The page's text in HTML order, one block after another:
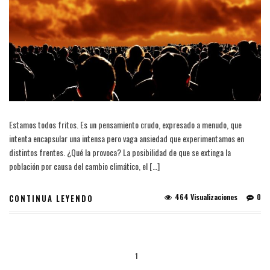
Estamos todos fritos. Es un pensamiento crudo, expresado a menudo, que
intenta encapsular una intensa pero vaga ansiedad que experimentamos en
distintos frentes. ¿Qué la provoca? La posibilidad de que se extinga la
población por causa del cambio climático, el […]
CONTINUA LEYENDO 0
464 Visualizaciones
1